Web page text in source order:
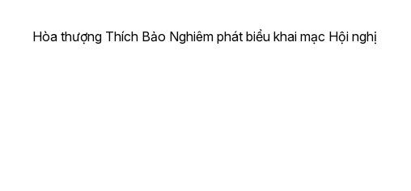
Hòa thượng Thích Bảo Nghiêm phát biểu khai mạc Hội nghị